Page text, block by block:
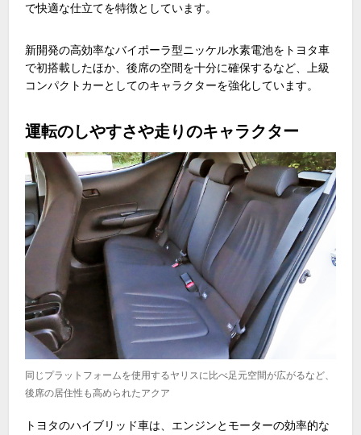
で快適な仕立てを特徴としています。
新開発の高効率なバイポーラ型ニッケル水素電池をトヨタ車
で初搭載したほか、後席の空間を十分に確保するなど、上級
コンパクトカーとしてのキャラクターを強化しています。
運転のしやすさや走りのキャラクター
同じプラットフォームを使用するヤリスに比べ足元空間が広がるなど、
後席の居住性も高められたアクア
トヨタのハイブリッド車は、エンジンとモーターの効率的な